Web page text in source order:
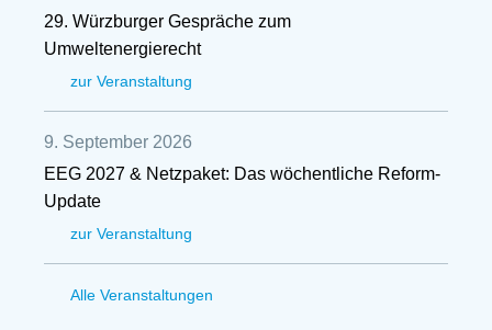
29. Würzburger Gespräche zum
Umweltenergierecht
zur Veranstaltung
9. September 2026
EEG 2027 & Netzpaket: Das wöchentliche Reform-
Update
zur Veranstaltung
Alle Veranstaltungen